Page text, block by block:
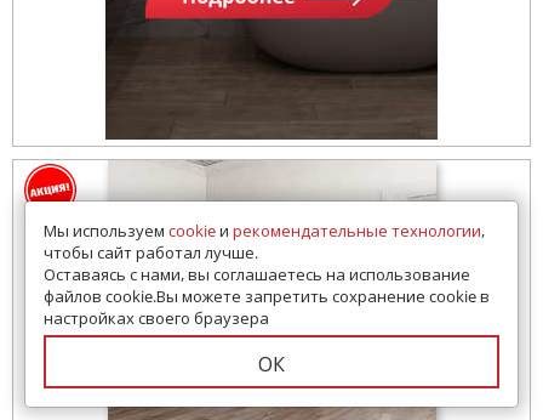
Мы используем cookieи рекомендательные технологии,
чтобы сайт работал лучше.
Оставаясь с нами, вы соглашаетесь на использование
файлов cookie.Вы можете запретить сохранение cookie в
настройках своего браузера
ОК